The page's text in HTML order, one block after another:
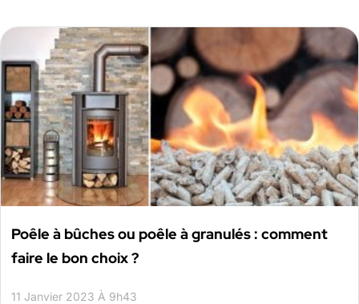
Poêle à bûches ou poêle à granulés : comment
faire le bon choix ?
11 Janvier 2023 À 9h43